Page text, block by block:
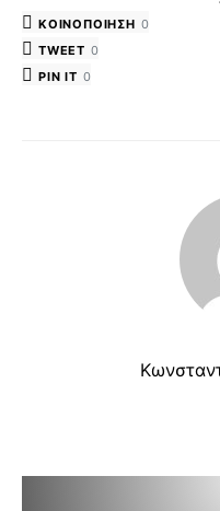
ΚΟΙΝΟΠΟΊΗΣΗ 0
TWEET 0
PIN IT 0